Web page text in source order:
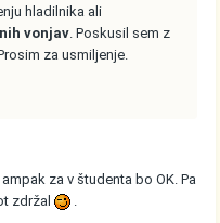
hladilnika ali
vonjav. Poskusil sem z
za usmiljenje.
za v študenta bo OK. Pa
zdržal
.